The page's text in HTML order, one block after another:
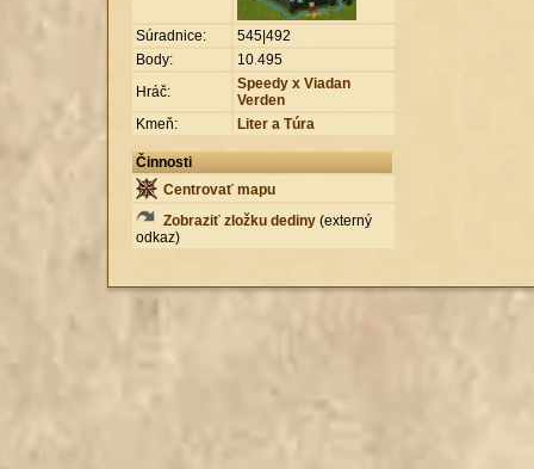
Súradnice:
545|492
Body:
10.495
Hráč:
Speedy x Viadan
Verden
Kmeň:
Liter a Túra
Činnosti
Centrovať mapu
Zobraziť zložku dediny (externý
odkaz)